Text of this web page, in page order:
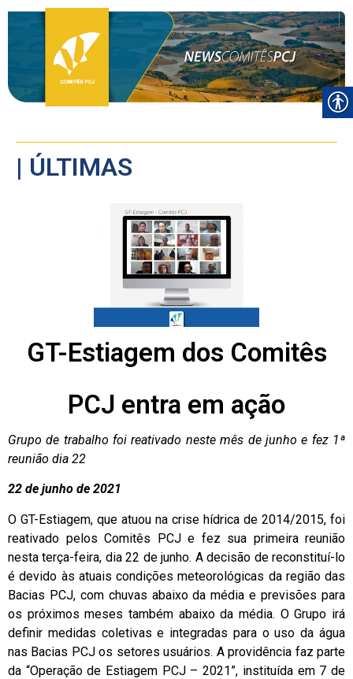
| ÚLTIMAS
GT-Estiagem dos Comitês
PCJ entra em ação
Grupo de trabalho foi reativado neste mês de junho e fez 1ª
reunião dia 22
22 de junho de 2021
O GT-Estiagem, que atuou na crise hídrica de 2014/2015, foi
reativado pelos Comitês PCJ e fez sua primeira reunião
nesta terça-feira, dia 22 de junho. A decisão de reconstituí-lo
é devido às atuais condições meteorológicas da região das
Bacias PCJ, com chuvas abaixo da média e previsões para
os próximos meses também abaixo da média. O Grupo irá
definir medidas coletivas e integradas para o uso da água
nas Bacias PCJ os setores usuários. A providência faz parte
da “Operação de Estiagem PCJ – 2021”, instituída em 7 de